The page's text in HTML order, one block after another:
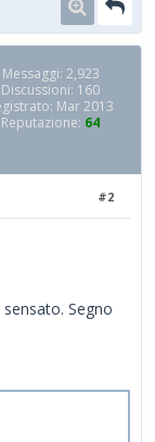
Messaggi: 2,923
Discussioni: 160
Mar 2013
Reputazione: 64
#2
Segno